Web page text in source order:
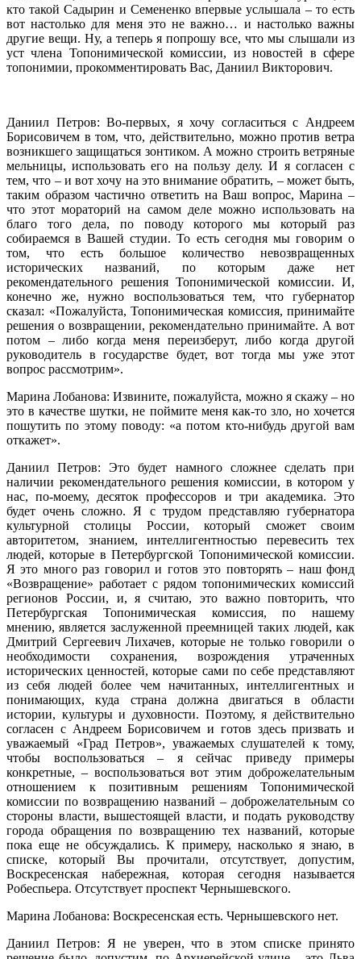
кто такой Садырин и Семененко впервые услышала – то есть
вот настолько для меня это не важно… и настолько важны
другие вещи. Ну, а теперь я попрошу все, что мы слышали из
уст члена Топонимической комиссии, из новостей в сфере
топонимии, прокомментировать Вас, Даниил Викторович.
Даниил Петров: Во-первых, я хочу согласиться с Андреем
Борисовичем в том, что, действительно, можно против ветра
возникшего защищаться зонтиком. А можно строить ветряные
мельницы, использовать его на пользу делу. И я согласен с
тем, что – и вот хочу на это внимание обратить, – может быть,
таким образом частично ответить на Ваш вопрос, Марина –
что этот мораторий на самом деле можно использовать на
благо того дела, по поводу которого мы который раз
собираемся в Вашей студии. То есть сегодня мы говорим о
том, что есть большое количество невозвращенных
исторических названий, по которым даже нет
рекомендательного решения Топонимической комиссии. И,
конечно же, нужно воспользоваться тем, что губернатор
сказал: «Пожалуйста, Топонимическая комиссия, принимайте
решения о возвращении, рекомендательно принимайте. А вот
потом – либо когда меня переизберут, либо когда другой
руководитель в государстве будет, вот тогда мы уже этот
вопрос рассмотрим».
Марина Лобанова: Извините, пожалуйста, можно я скажу – но
это в качестве шутки, не поймите меня как-то зло, но хочется
пошутить по этому поводу: «а потом кто-нибудь другой вам
откажет».
Даниил Петров: Это будет намного сложнее сделать при
наличии рекомендательного решения комиссии, в котором у
нас, по-моему, десяток профессоров и три академика. Это
будет очень сложно. Я с трудом представляю губернатора
культурной столицы России, который сможет своим
авторитетом, знанием, интеллигентностью перевесить тех
людей, которые в Петербургской Топонимической комиссии.
Я это много раз говорил и готов это повторять – наш фонд
«Возвращение» работает с рядом топонимических комиссий
регионов России, и, я считаю, это важно повторить, что
Петербургская Топонимическая комиссия, по нашему
мнению, является заслуженной преемницей таких людей, как
Дмитрий Сергеевич Лихачев, которые не только говорили о
необходимости сохранения, возрождения утраченных
исторических ценностей, которые сами по себе представляют
из себя людей более чем начитанных, интеллигентных и
понимающих, куда страна должна двигаться в области
истории, культуры и духовности. Поэтому, я действительно
согласен с Андреем Борисовичем и готов здесь призвать и
уважаемый «Град Петров», уважаемых слушателей к тому,
чтобы воспользоваться – я сейчас приведу примеры
конкретные, – воспользоваться вот этим доброжелательным
отношением к позитивным решениям Топонимической
комиссии по возвращению названий – доброжелательным со
стороны власти, вышестоящей власти, и подать руководству
города обращения по возвращению тех названий, которые
пока еще не обсуждались. К примеру, насколько я знаю, в
списке, который Вы прочитали, отсутствует, допустим,
Воскресенская набережная, которая сегодня называется
Робеспьера. Отсутствует проспект Чернышевского.
Марина Лобанова: Воскресенская есть. Чернышевского нет.
Даниил Петров: Я не уверен, что в этом списке принято